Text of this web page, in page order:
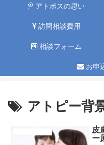
アトポスの思い
訪問相談費用
相談フォーム
お申
アトピー背
皮
ー